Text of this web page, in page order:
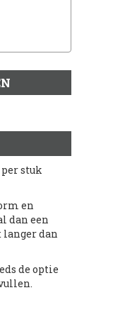
stuk
en
dan een
langer dan
de optie